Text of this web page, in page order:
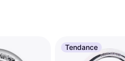
Tendance